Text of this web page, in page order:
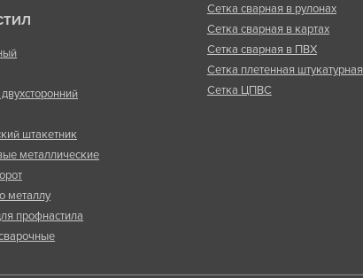
штакетник
металлические
металлу
профнастила
Сетка сварная в рулонах
Сетка сварная в картах
Сетка сварная в ПВХ
Сетка плетенная штукатурная
Сетка ЦПВС